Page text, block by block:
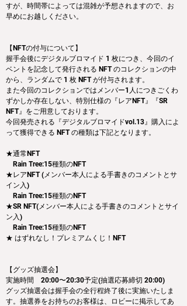
すが、時間帯によっては混雑が予想されますので、お
早めにお越しください。
【NFTの付与について】
握手会後にデジタルブロマイド 1 枚につき、今回のイ
ベントを記念して発行される NFT のコレクションの中
から、ランダムで 1 枚 NFT が付与されます。
また今回のコレクションではメンバー1人につきごくわ
ずかしか存在しない、特別仕様の『レアNFT』『SR
NFT』をご用意しております。
今回発売される『デジタルブロマイドvol.13』購入によ
って獲得できる NFT の種類は下記となります。
★通常NFT
Rain Tree:15種類のNFT
★レアNFT (メンバー本人による手書きのコメントとサ
イン入)
Rain Tree:15種類のNFT
★SR NFT(メンバー本人による手書きのコメントとサイ
ン入)
Rain Tree:15種類のNFT
★ はずれなし！プレミアムくじ！NFT
【グッズ抽選会】
実施時間　20:00〜20:30予定(抽選応募締切 20:00)
グッズ抽選会は握手会の全行程終了後に実施いたしま
す。抽選券をお持ちのお客様は、ロビーに掲示してあ